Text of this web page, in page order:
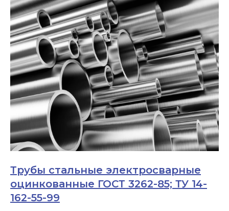
Трубы стальные электросварные
оцинкованные ГОСТ 3262-85; ТУ 14-
162-55-99